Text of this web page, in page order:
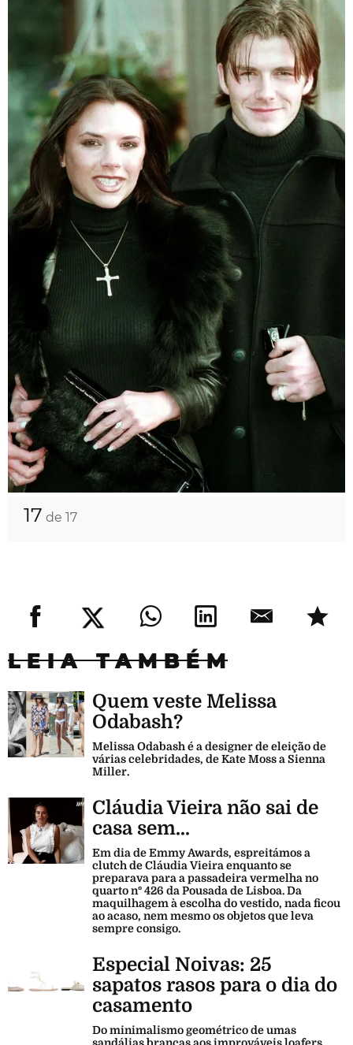
17 de 17
LEIA TAMBÉM
Quem veste Melissa
Odabash?
Melissa Odabash é a designer de eleição de
várias celebridades, de Kate Moss a Sienna
Miller.
Cláudia Vieira não sai de
casa sem...
Em dia de Emmy Awards, espreitámos a
clutch de Cláudia Vieira enquanto se
preparava para a passadeira vermelha no
quarto nº 426 da Pousada de Lisboa. Da
maquilhagem à escolha do vestido, nada ficou
ao acaso, nem mesmo os objetos que leva
sempre consigo.
Especial Noivas: 25
sapatos rasos para o dia do
casamento
Do minimalismo geométrico de umas
sandálias brancas aos improváveis loafers